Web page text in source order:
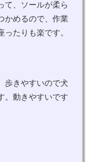
て、ソールが柔ら
かめるので、作業
たりも楽です。
歩きやすいので犬
。動きやすいです